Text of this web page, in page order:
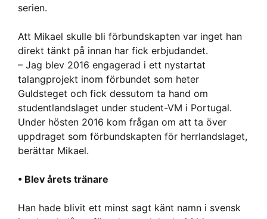
serien.
Att Mikael skulle bli förbundskapten var inget han
direkt tänkt på innan har fick erbjudandet.
– Jag blev 2016 engagerad i ett nystartat
talangprojekt inom förbundet som heter
Guldsteget och fick dessutom ta hand om
studentlandslaget under student-VM i Portugal.
Under hösten 2016 kom frågan om att ta över
uppdraget som förbundskapten för herrlandslaget,
berättar Mikael.
• Blev årets tränare
Han hade blivit ett minst sagt känt namn i svensk